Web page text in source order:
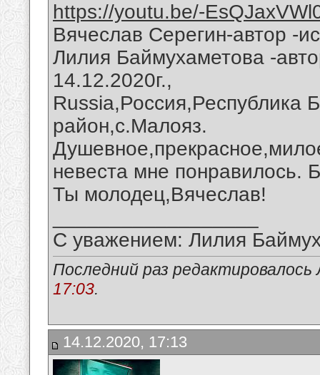
https://youtu.be/-
Вячеслав Серегин-автор -
Лилия Баймухаметова -
14.12.2020г.,
Russia,Россия,Республика
район,с.Малояз.
невеста мне понравилось.
Ты молодец,Вячеслав!
С уважением: Лилия
Последний раз
17:03.
14.12.2020, 17:13